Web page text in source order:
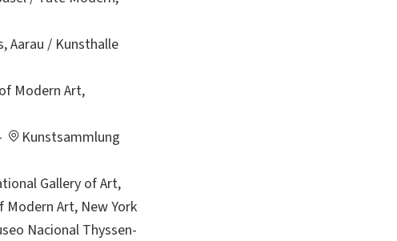
Aarau / Kunsthalle
Modern Art,
Kunstsammlung
Gallery of Art,
Modern Art, New York
Nacional Thyssen-